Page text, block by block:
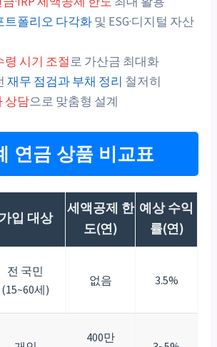
트폴리오 다각화및 ESG·디지털 자산
령 시기 조절로 가산금 최대화
재무 점검과 부채 정리 철저히
상담으로 맞춤형 설계
연금 상품 비교표
가입 대상
세액공제 한
도(연)
예상 수익
률(연)
전 국민
(15~60세)
없음 3.5%
400만